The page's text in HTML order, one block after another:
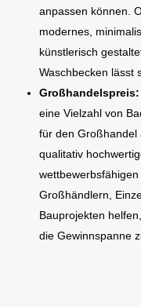
anpassen können.
modernes,
künstlerisch
Waschbecken lässt
Großhandelspreis:
eine Vielzahl von
für den Großhandel
qualitativ
Großhändlern,
Bauprojekten
die Gewinnspanne